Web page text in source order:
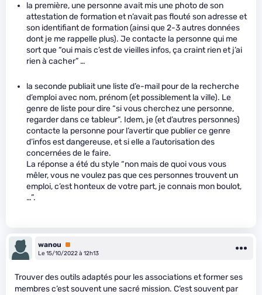
la première, une personne avait mis une photo de son
attestation de formation et n’avait pas flouté son adresse et
son identifiant de formation (ainsi que 2-3 autres données
dont je me rappelle plus). Je contacte la personne qui me
sort que “oui mais c’est de vieilles infos, ça craint rien et j’ai
rien à cacher” …
la seconde publiait une liste d’e-mail pour de la recherche
d’emploi avec nom, prénom (et possiblement la ville). Le
genre de liste pour dire “si vous cherchez une personne,
regarder dans ce tableur”. Idem, je (et d’autres personnes)
contacte la personne pour l’avertir que publier ce genre
d’infos est dangereuse, et si elle a l’autorisation des
concernées de le faire.
La réponse a été du style “non mais de quoi vous vous
mêler, vous ne voulez pas que ces personnes trouvent un
emploi, c’est honteux de votre part, je connais mon boulot,
…”.
wanou
Premium
Le 15/10/2022 à 12h13
Trouver des outils adaptés pour les associations et former ses
membres c’est souvent une sacré mission. C’est souvent par